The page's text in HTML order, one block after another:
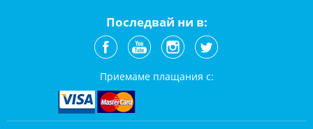
Последвай ни в:
Приемаме плащания с: